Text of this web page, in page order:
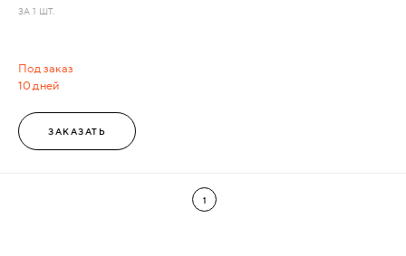
Под заказ
10 дней
ЗА 1 ШТ.
ЗАКАЗАТЬ
1